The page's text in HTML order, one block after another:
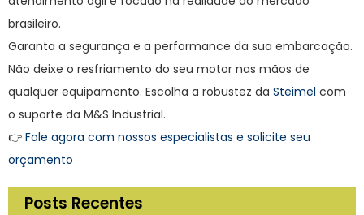
brasileiro.
Garanta a segurança e a performance da sua embarcação.
Não deixe o resfriamento do seu motor nas mãos de
qualquer equipamento. Escolha a robustez da Steimel com
o suporte da M&S Industrial.
👉 Fale agora com nossos especialistas e solicite seu
orçamento
Posts Recentes